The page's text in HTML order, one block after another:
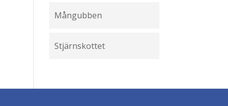
Mångubben
Stjärnskottet